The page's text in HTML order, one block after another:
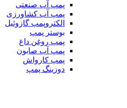
پمپ آب صنعتی
پمپ آب کشاورزی
الکتروپمپ گازوئیل
بوستر پمپ
پمپ روغن داغ
پمپ آب صابون
پمپ کارواش
دوزینگ پمپ